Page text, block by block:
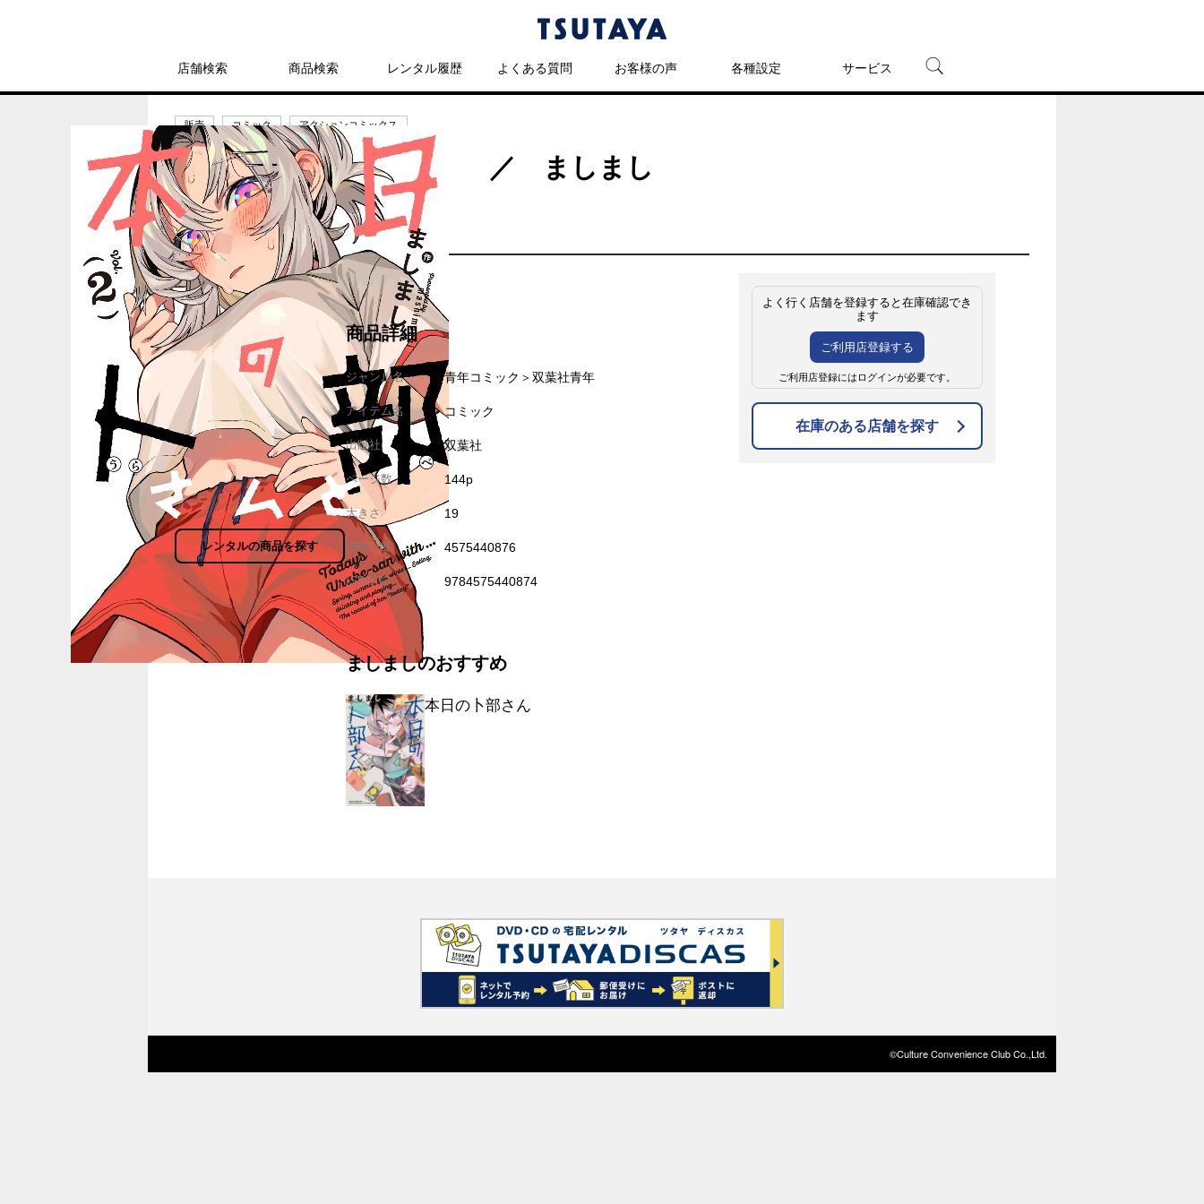
店舗検索 商品検索 レンタル履歴 よくある質問 お客様の声 各種設定 サービス
販売 コミック アクションコミックス
本日の卜部さんと（2） ／ ましまし
748円
発売日：2025年6月12日
レンタルの商品を探す
商品詳細
ジャンル名 青年コミック＞双葉社青年
アイテム名 コミック
出版社 双葉社
ページ数 144p
大きさ 19
ISBN-10 4575440876
ISBN-13 9784575440874
ましましのおすすめ
本日の卜部さん
よく行く店舗を登録すると在庫確認でき
ます
ご利用店登録する
ご利用店登録にはログインが必要です。
在庫のある店舗を探す
©Culture Convenience Club Co.,Ltd.